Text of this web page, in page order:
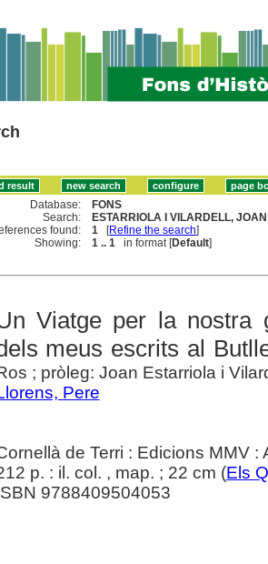
Database:
FONS
Search:
ESTARRIOLA I VILARDELL,
found:
1 [Refine the search]
Showing:
1 .. 1 in format [Default]
Viatge per la nostra
meus escrits al
; pròleg: Joan Estarriola i
Pere
de Terri : Edicions MMV
p. : il. col. , map. ; 22 cm (Els
9788409504053